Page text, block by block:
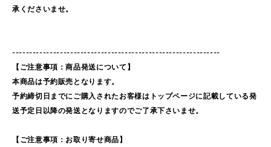
承くださいませ。
-------------------------------------------------------------
【ご注意事項：商品発送について】
本商品は予約販売となります。
予約締切日までにご購入されたお客様はトップページに記載している発
送予定日以降の発送となりますのでご了承下さいませ。
【ご注意事項：お取り寄せ商品】